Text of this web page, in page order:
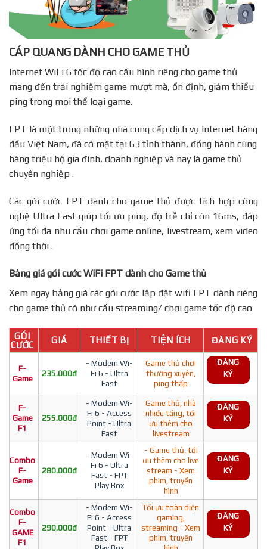
CÁP QUANG DÀNH CHO GAME THỦ
Internet WiFi 6 tốc độ cao cấu hình riêng cho game thủ
mang đến trải nghiệm game mượt mà, ổn định, giảm thiểu
ping trong mọi thể loại game.
FPT là một trong những nhà cung cấp dịch vụ Internet hàng
đầu Việt Nam, đã có mặt tại 63 tỉnh thành, đồng hành cùng
hàng triệu hộ gia đình, doanh nghiệp và nay là game thủ
chuyên nghiệp .
Các gói cước FPT dành cho game thủ được tích hợp công
nghệ Ultra Fast giúp tối ưu ping, độ trễ chỉ còn 16ms, đáp
ứng tối đa nhu cầu chơi game online, livestream, xem video
đồng thời .
Bảng giá gói cước WiFi FPT dành cho Game thủ
Xem ngay bảng giá các gói cước lắp đặt wifi FPT dành riêng
cho game thủ có như cầu streaming/ chơi game tốc độ cao
GÓI
CƯỚC
GIÁ THIẾT BỊ TIỆN ÍCH ĐĂNG KÝ
F-
Game
235.000đ
- Modem Wi-
Fi 6 - Ultra
Fast
Game thủ chơi
thường xuyên,
ping thấp
ĐĂNG
KÝ
F-
Game
F1
255.000đ
- Modem Wi-
Fi 6 - Access
Point - Ultra
Fast
Game thủ, nhà
nhiều tầng, tối
ưu thêm cho
livestream
ĐĂNG
KÝ
Combo
F-
Game
280.000đ
- Modem Wi-
Fi 6 - Ultra
Fast - FPT
Play Box
- Game thủ, tối
ưu thêm cho live
stream - Xem
phim, truyền
hình
ĐĂNG
KÝ
Combo
F-
GAME
F1
290.000đ
- Modem Wi-
Fi 6 - Access
Point - Ultra
Fast - FPT
Tối ưu toàn diện
gaming,
streaming - Xem
phim, truyền
ĐĂNG
KÝ